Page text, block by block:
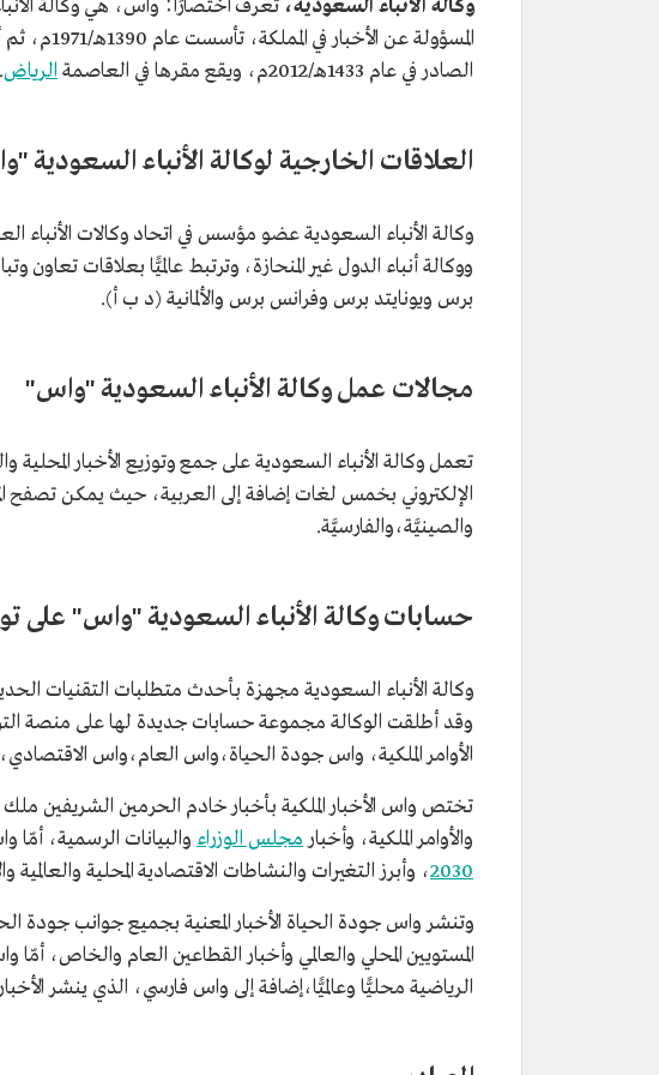
وكالة الأنباء السعودية، تعرف اختصارًا؛ واس، هي وكالة
المسؤولة عن الأخبار في المملكة، تأسست عام 1390هـ/1971م، ثم أصبحت هيئة عامة مستقلة بقرار من
الصادر في عام 1433هـ/2012م، ويقع مقرها في العاصمة
الرياض.
العلاقات الخارجية لوكالة الأنباء السعودية
وكالة الأنباء السعودية عضو مؤسس في اتحاد وكالات الأنباء
ووكالة أنباء الدول غير المنحازة، وترتبط عالميًّا بعلاقات
برس ويونايتد برس وفرانس برس والألمانية (د ب أ).
مجالات عمل وكالة الأنباء السعودية "واس"
تعمل وكالة الأنباء السعودية على جمع وتوزيع الأخبار المحلية
الإلكتروني بخمس لغات إضافة إلى العربية، حيث يمكن تصفح
والصينيَّة،والفارسيَّة.
حسابات وكالة الأنباء السعودية "واس" على
وكالة الأنباء السعودية مجهزة بأحدث متطلبات التقنيات
الأوامر الملكية، واس جودة الحياة،واس العام،واس
تختص واس الأخبار الملكية بأخبار خادم الحرمين الشريفين
والأوامر الملكية، وأخبار مجلس الوزراء والبيانات الرسمية،
2030، وأبرز التغيرات والنشاطات الاقتصادية المحلية والعالمية
وتنشر واس جودة الحياة الأخبار المعنية بجميع جوانب جودة
المستويين المحلي والعالمي وأخبار القطاعين العام والخاص،
الرياضية محليًّا وعالميًّا،إضافة إلى واس فارسي، الذي ينشر الأخبار